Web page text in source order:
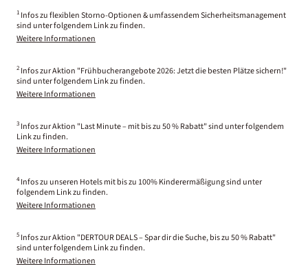
1 Infos zu flexiblen Storno-Optionen & umfassendem Sicherheitsmanagement
sind unter folgendem Link zu finden.
Weitere Informationen
2 Infos zur Aktion "Frühbucherangebote 2026: Jetzt die besten Plätze sichern!"
sind unter folgendem Link zu finden.
Weitere Informationen
3 Infos zur Aktion "Last Minute – mit bis zu 50 % Rabatt" sind unter folgendem
Link zu finden.
Weitere Informationen
4 Infos zu unseren Hotels mit bis zu 100% Kinderermäßigung sind unter
folgendem Link zu finden.
Weitere Informationen
5 Infos zur Aktion "DERTOUR DEALS – Spar dir die Suche, bis zu 50 % Rabatt"
sind unter folgendem Link zu finden.
Weitere Informationen